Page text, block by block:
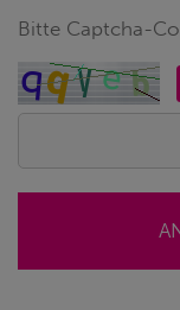
Bitte Captcha-